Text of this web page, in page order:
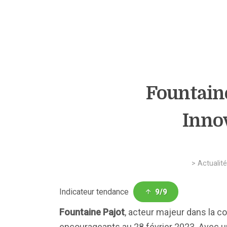
>
Indicateur tendance 9/9
Fountaine Pajot, acteur majeur dans la